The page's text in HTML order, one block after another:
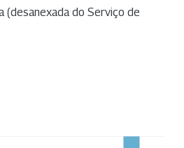
(desanexada do Serviço de